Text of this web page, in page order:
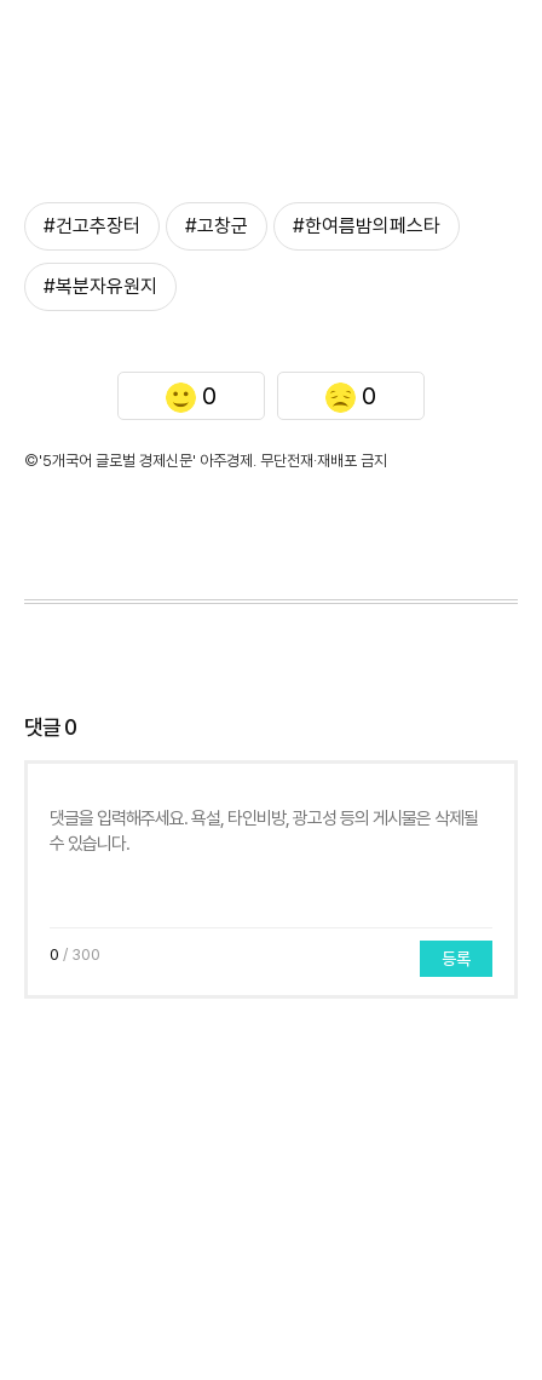
#건고추장터 #고창군 #한여름밤의페스타
#복분자유원지
0 0
©'5개국어 글로벌 경제신문' 아주경제. 무단전재·재배포 금지
댓글0
0 / 300 등록